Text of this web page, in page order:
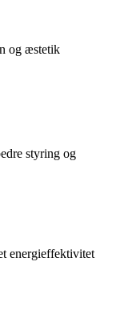
og æstetik
styring og
energieffektivitet